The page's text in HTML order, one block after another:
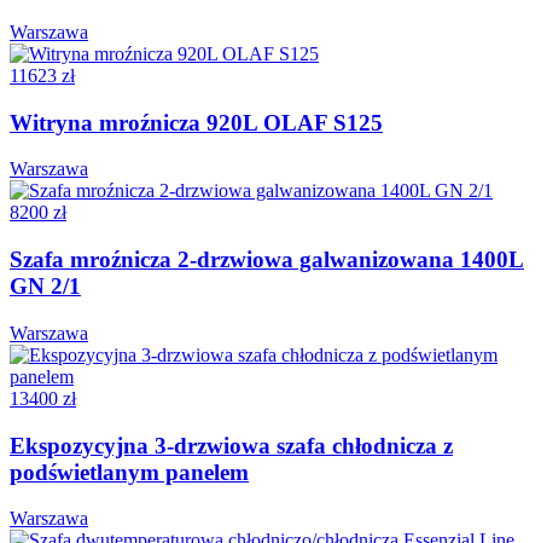
Warszawa
11623 zł
Witryna mroźnicza 920L OLAF S125
Warszawa
8200 zł
Szafa mroźnicza 2-drzwiowa galwanizowana 1400L
GN 2/1
Warszawa
13400 zł
Ekspozycyjna 3-drzwiowa szafa chłodnicza z
podświetlanym panelem
Warszawa